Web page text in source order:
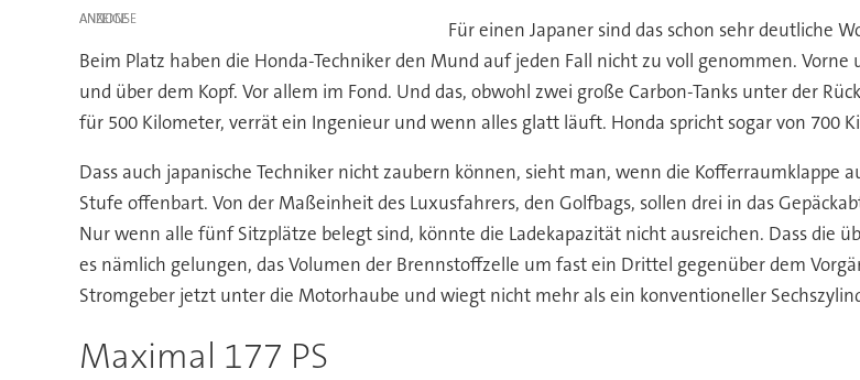
ANZEIGE
Für einen Japaner sind das schon sehr deutliche
Beim Platz haben die Honda-Techniker den Mund auf jeden Fall nicht zu voll genommen.
und über dem Kopf. Vor allem im Fond. Und das, obwohl zwei große Carbon-Tanks unter der
für 500 Kilometer, verrät ein Ingenieur und wenn alles glatt läuft. Honda spricht sogar von 700
Dass auch japanische Techniker nicht zaubern können, sieht man, wenn die
Stufe offenbart. Von der Maßeinheit des Luxusfahrers, den Golfbags, sollen drei in das
Nur wenn alle fünf Sitzplätze belegt sind, könnte die Ladekapazität nicht ausreichen. Dass die
es nämlich gelungen, das Volumen der Brennstoffzelle um fast ein Drittel gegenüber dem
Stromgeber jetzt unter die Motorhaube und wiegt nicht mehr als ein konventioneller
Maximal 177 PS